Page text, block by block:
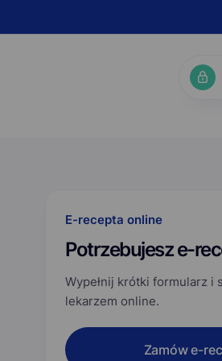
E-recepta online
Potrzebujesz e-
Wypełnij krótki formularz i
lekarzem online.
Zamów e-